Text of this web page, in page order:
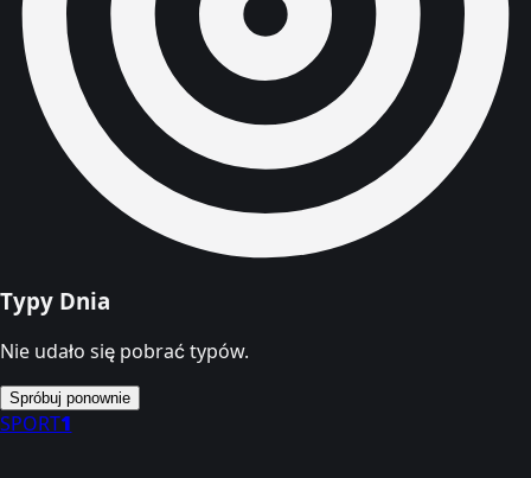
Typy Dnia
Nie udało się pobrać typów.
Spróbuj ponownie
SPORT1